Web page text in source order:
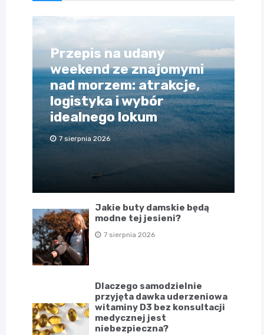
Przepis na udany
weekend ze znajomymi
nad morzem: atrakcje,
logistyka i wybór
idealnego lokum
7 sierpnia 2026
Jakie buty damskie będą
modne tej jesieni?
7 sierpnia 2026
Dlaczego samodzielnie
przyjęta dawka uderzeniowa
witaminy D3 bez konsultacji
medycznej jest
niebezpieczna?